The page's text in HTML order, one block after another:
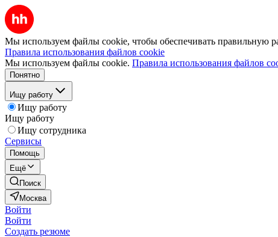
Мы используем файлы cookie, чтобы обеспечивать правильную
Правила использования файлов cookie
Мы используем файлы cookie. Правила использования файлов
Понятно
Ищу работу
Ищу работу
Ищу работу
Ищу сотрудника
Сервисы
Помощь
Ещё
Поиск
Москва
Войти
Войти
Создать резюме